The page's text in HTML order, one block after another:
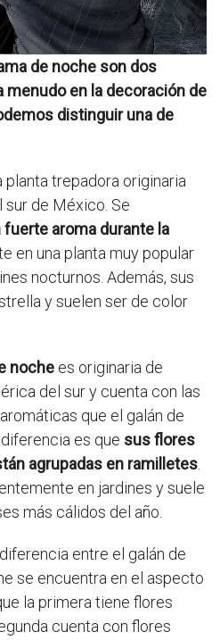
de noche son dos
menudo en la decoración de
distinguir una de
planta trepadora originaria
sur de México. Se
fuerte aroma durante la
en una planta muy popular
nocturnos. Además, sus
y suelen ser de color
noche es originaria de
del sur y cuenta con las
que el galán de
es que sus flores
agrupadas en ramilletes.
en jardines y suele
más cálidos del año.
entre el galán de
se encuentra en el aspecto
la primera tiene flores
cuenta con flores